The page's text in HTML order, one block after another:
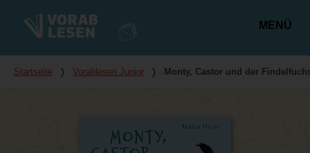
MENÜ
Du bist hier
Startseite ❭ Vorablesen Junior ❭ Monty, Castor und der